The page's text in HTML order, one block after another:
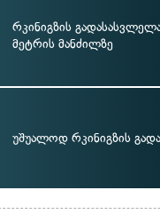
რკინიგზის
მეტრის მანძილზე
უშუალოდ რკინიგზის